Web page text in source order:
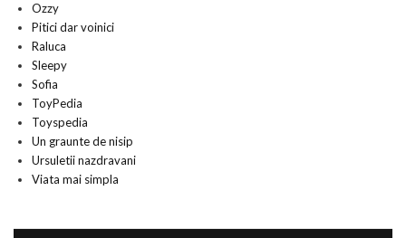
Ozzy
Pitici dar voinici
Raluca
Sleepy
Sofia
ToyPedia
Toyspedia
Un graunte de nisip
Ursuletii nazdravani
Viata mai simpla